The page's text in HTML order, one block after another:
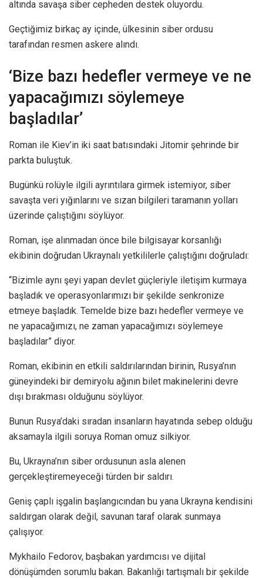
altında savaşa siber cepheden destek oluyordu.
Geçtiğimiz birkaç ay içinde, ülkesinin siber ordusu
tarafından resmen askere alındı.
‘Bize bazı hedefler vermeye ve ne
yapacağımızı söylemeye
başladılar’
Roman ile Kiev’in iki saat batısındaki Jitomir şehrinde bir
parkta buluştuk.
Bugünkü rolüyle ilgili ayrıntılara girmek istemiyor, siber
savaşta veri yığınlarını ve sızan bilgileri taramanın yolları
üzerinde çalıştığını söylüyor.
Roman, işe alınmadan önce bile bilgisayar korsanlığı
ekibinin doğrudan Ukraynalı yetkililerle çalıştığını doğruladı:
“Bizimle aynı şeyi yapan devlet güçleriyle iletişim kurmaya
başladık ve operasyonlarımızı bir şekilde senkronize
etmeye başladık. Temelde bize bazı hedefler vermeye ve
ne yapacağımızı, ne zaman yapacağımızı söylemeye
başladılar” diyor.
Roman, ekibinin en etkili saldırılarından birinin, Rusya’nın
güneyindeki bir demiryolu ağının bilet makinelerini devre
dışı bırakması olduğunu söylüyor.
Bunun Rusya’daki sıradan insanların hayatında sebep olduğu
aksamayla ilgili soruya Roman omuz silkiyor.
Bu, Ukrayna’nın siber ordusunun asla alenen
gerçekleştiremeyeceği türden bir saldırı.
Geniş çaplı işgalin başlangıcından bu yana Ukrayna kendisini
saldırgan olarak değil, savunan taraf olarak sunmaya
çalışıyor.
Mykhailo Fedorov, başbakan yardımcısı ve dijital
dönüşümden sorumlu bakan. Bakanlığı tartışmalı bir şekilde